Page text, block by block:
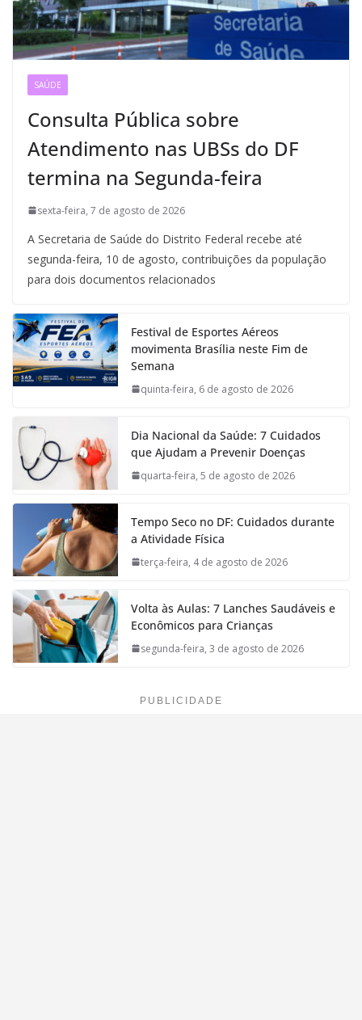
SAÚDE
Consulta Pública sobre
Atendimento nas UBSs do DF
termina na Segunda-feira
sexta-feira, 7 de agosto de 2026
A Secretaria de Saúde do Distrito Federal recebe até
segunda-feira, 10 de agosto, contribuições da população
para dois documentos relacionados
Festival de Esportes Aéreos
movimenta Brasília neste Fim de
Semana
quinta-feira, 6 de agosto de 2026
Dia Nacional da Saúde: 7 Cuidados
que Ajudam a Prevenir Doenças
quarta-feira, 5 de agosto de 2026
Tempo Seco no DF: Cuidados durante
a Atividade Física
terça-feira, 4 de agosto de 2026
Volta às Aulas: 7 Lanches Saudáveis e
Econômicos para Crianças
segunda-feira, 3 de agosto de 2026
PUBLICIDADE